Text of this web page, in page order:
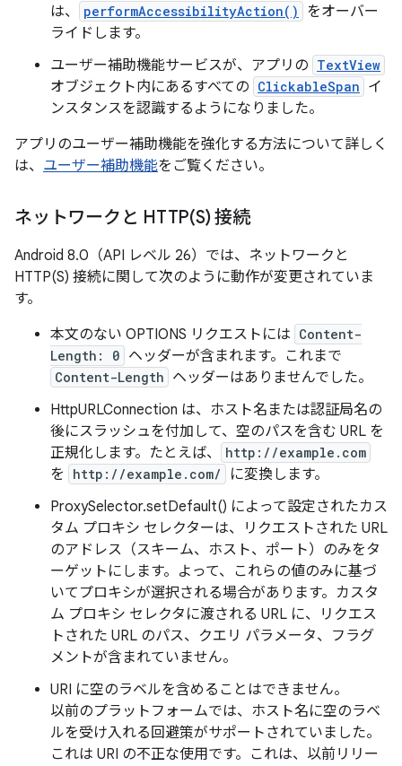
は、
performAccessibilityAction()
をオーバー
ライドします。
ユーザー補助機能サービスが、アプリの TextView
オブジェクト内にあるすべての ClickableSpan イ
ンスタンスを認識するようになりました。
アプリのユーザー補助機能を強化する方法について詳しく
は、 ユーザー補助機能をご覧ください。
ネットワークと HTTP(S) 接続
Android 8.0（API レベル 26）では、ネットワークと
HTTP(S) 接続に関して次のように動作が変更されていま
す。
本文のない OPTIONS リクエストには Content-
Length: 0 ヘッダーが含まれます。これまで
Content-Length ヘッダーはありませんでした。
HttpURLConnection は、ホスト名または認証局名の
後にスラッシュを付加して、空のパスを含む URL を
正規化します。たとえば、
http://example.com
を http://example.com/
に変換します。
ProxySelector.setDefault() によって設定されたカス
タム プロキシ セレクターは、リクエストされた URL
のアドレス（スキーム、ホスト、ポート）のみをタ
ーゲットにします。よって、これらの値のみに基づ
いてプロキシが選択される場合があります。カスタ
ム プロキシ セレクタに渡される URL に、リクエス
トされた URL のパス、クエリ パラメータ、フラグ
メントが含まれていません。
URI に空のラベルを含めることはできません。
以前のプラットフォームでは、ホスト名に空のラベ
ルを受け入れる回避策がサポートされていました。
これは URI の不正な使用です。これは、以前リリー